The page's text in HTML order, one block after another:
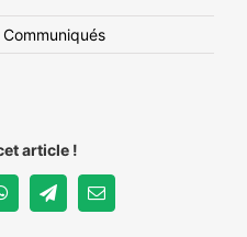
Communiqués
article !
WhatsAppTelegramEmail